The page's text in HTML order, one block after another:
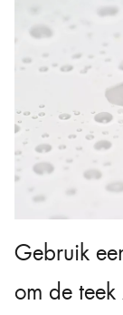
Gebruik
om de